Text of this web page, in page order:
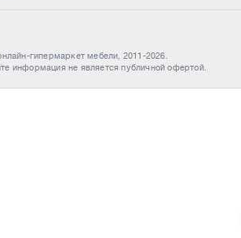
гипермаркет мебели, 2011-2026.
информация не является публичной офертой.